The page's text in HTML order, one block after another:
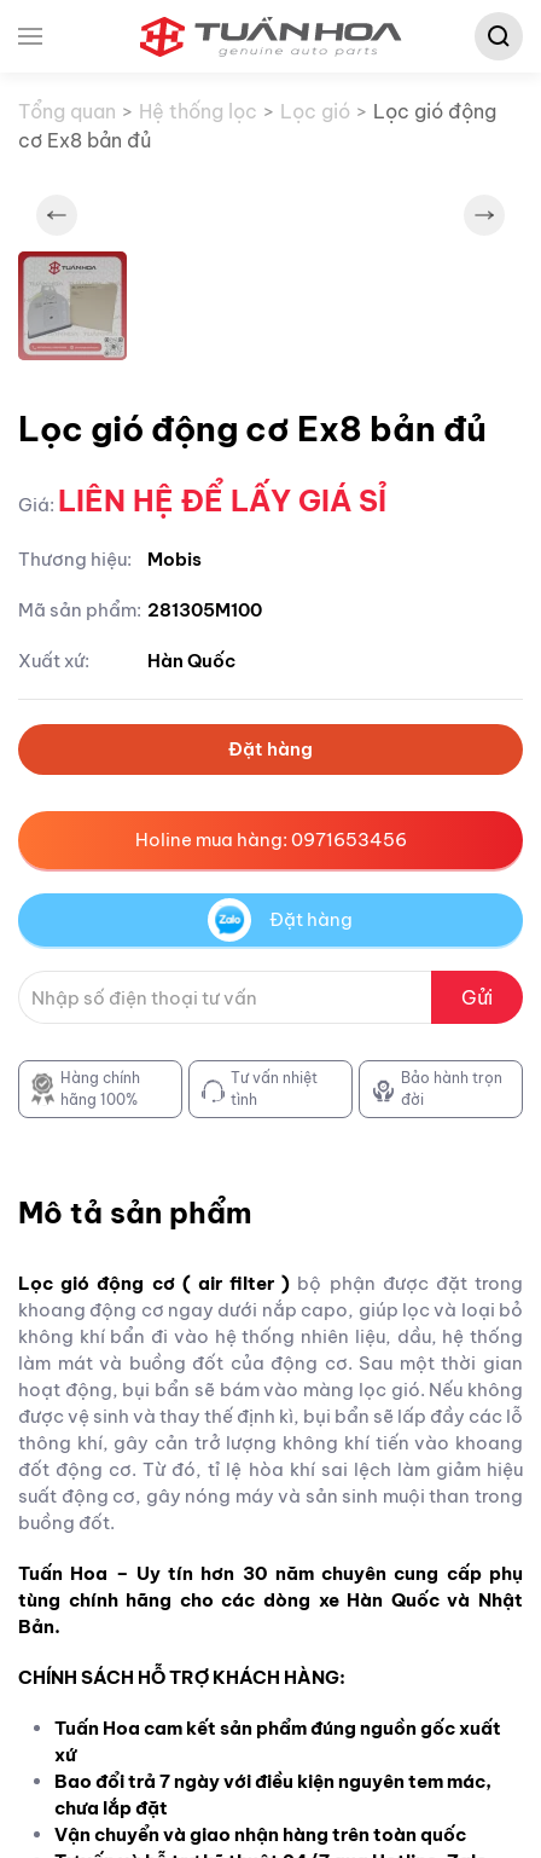
Tìm
Tổng quan
Hệ thống lọc Lọc gió
Lọc gió động
cơ Ex8 bản đủ
Lọc gió động cơ Ex8 bản đủ
Giá: LIÊN HỆ ĐỂ LẤY GIÁ SỈ
Thương hiệu: Mobis
Mã sản phẩm: 281305M100
Xuất xứ: Hàn Quốc
Đặt hàng
Holine mua hàng: 0971653456
Đặt hàng
Gửi
Hàng chính
hãng 100%
Tư vấn nhiệt
tình
Bảo hành trọn
đời
Mô tả sản phẩm
Lọc gió động cơ ( air filter ) bộ phận được đặt trong
khoang động cơ ngay dưới nắp capo, giúp lọc và loại bỏ
không khí bẩn đi vào hệ thống nhiên liệu, dầu, hệ thống
làm mát và buồng đốt của động cơ. Sau một thời gian
hoạt động, bụi bẩn sẽ bám vào màng lọc gió. Nếu không
được vệ sinh và thay thế định kì, bụi bẩn sẽ lấp đầy các lỗ
thông khí, gây cản trở lượng không khí tiến vào khoang
đốt động cơ. Từ đó, tỉ lệ hòa khí sai lệch làm giảm hiệu
suất động cơ, gây nóng máy và sản sinh muội than trong
buồng đốt.
Tuấn Hoa – Uy tín hơn 30 năm chuyên cung cấp phụ
tùng chính hãng cho các dòng xe Hàn Quốc và Nhật
Bản.
CHÍNH SÁCH HỖ TRỢ KHÁCH HÀNG:
Tuấn Hoa cam kết sản phẩm đúng nguồn gốc xuất
xứ
Bao đổi trả 7 ngày với điều kiện nguyên tem mác,
chưa lắp đặt
Vận chuyển và giao nhận hàng trên toàn quốc